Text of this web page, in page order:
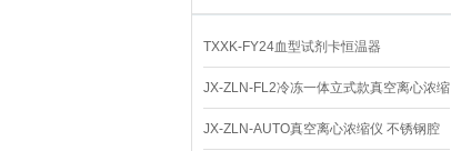
TXXK-FY24血型试剂卡恒温器
JX-ZLN-FL2冷冻一体立式款真空离心浓缩
仪 低温功能
JX-ZLN-AUTO真空离心浓缩仪 不锈钢腔